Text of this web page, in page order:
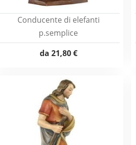
Conducente di elefanti
p.semplice
da 21,80 €